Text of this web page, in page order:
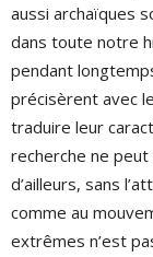
aussi archaïques
dans toute notre
pendant
précisèrent avec
traduire leur
recherche ne
d’ailleurs, sans
comme au
extrêmes n’est